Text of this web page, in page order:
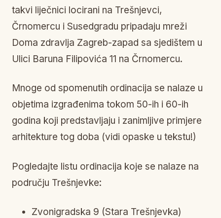
takvi liječnici locirani na Trešnjevci,
Črnomercu i Susedgradu pripadaju mreži
Doma zdravlja Zagreb-zapad sa sjedištem u
Ulici Baruna Filipovića 11 na Črnomercu.
Mnoge od spomenutih ordinacija se nalaze u
objetima izgrađenima tokom 50-ih i 60-ih
godina koji predstavljaju i zanimljive primjere
arhitekture tog doba (vidi opaske u tekstu!)
Pogledajte listu ordinacija koje se nalaze na
području Trešnjevke:
Zvonigradska 9 (Stara Trešnjevka)